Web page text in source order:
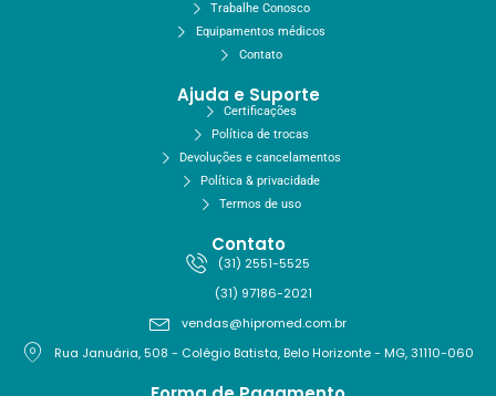
Trabalhe Conosco
Equipamentos médicos
Contato
Ajuda e Suporte
Certificações
Política de trocas
Devoluções e cancelamentos
Política & privacidade
Termos de uso
Contato
(31) 2551-5525
(31) 97186-2021
vendas@hipromed.com.br
Rua Januária, 508 - Colégio Batista, Belo Horizonte - MG, 31110-060